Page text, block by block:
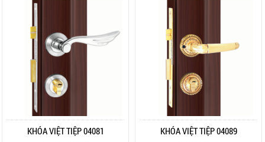
KHÓA VIỆT TIỆP 04081 KHÓA VIỆT TIỆP 04089